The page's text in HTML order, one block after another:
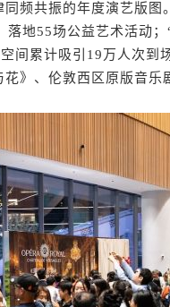
频共振的年度演艺版图
地55场公益艺术活动
间累计吸引19万人次到
》、伦敦西区原版音乐